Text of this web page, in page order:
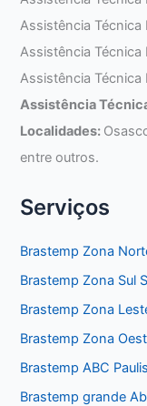
Assistência Técnica
Assistência
Assistência
Assistência
Localidades:
entre outros.
Serviços
Brastemp Zona
Brastemp Zona Sul
Brastemp Zona
Brastemp Zona
Brastemp ABC
Brastemp grande